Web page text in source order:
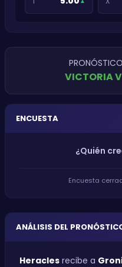
PRONÓSTICO
VICTORIA
ENCUESTA
¿Quién
Encuesta
ANÁLISIS DEL
Heracles recibe a